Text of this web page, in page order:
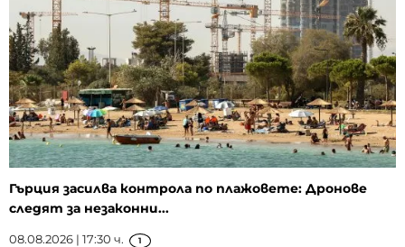
Гърция засилва контрола по плажовете: Дронове
следят за незаконни...
08.08.2026 | 17:30 ч. 1